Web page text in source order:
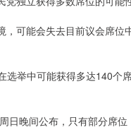
可能会失去目前议会席位
举中可能获得多达140个
晚间公布，只有部分席位